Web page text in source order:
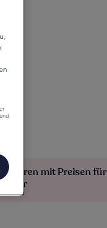
sparen mit Preisen für